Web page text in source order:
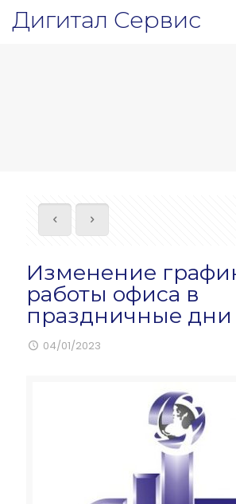
Дигитал Сервис
Изменение
работы офиса в
праздничные дни
04/01/2023